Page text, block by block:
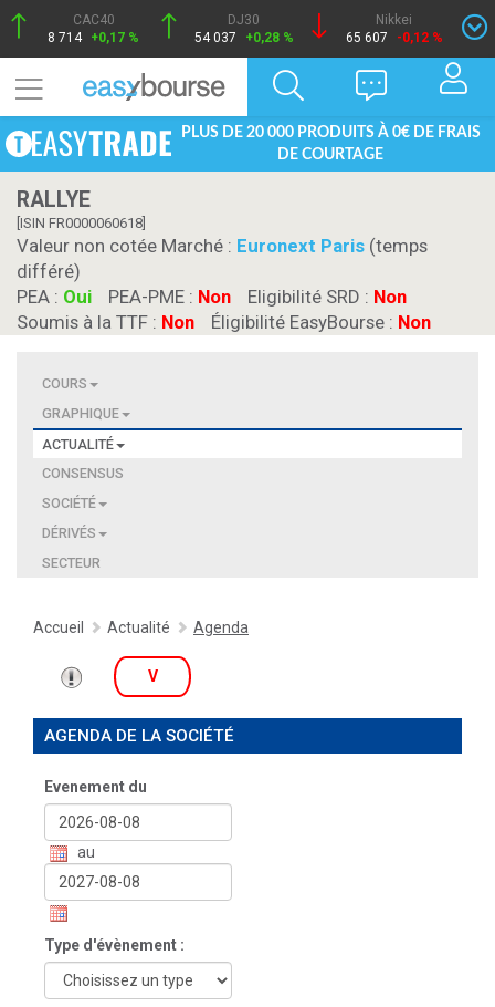
CAC40
8 714 +0,17 %
DJ30
54 037
+0,28 %
Nikkei
65 607
-0,12 %
PLUS DE 20 000 PRODUITS À 0€ DE FRAIS
DE COURTAGE
RALLYE
[ISIN FR0000060618]
Valeur non cotée Marché : Euronext Paris (temps
différé)
PEA : Oui PEA-PME : Non Eligibilité SRD : Non
Soumis à la TTF : Non Éligibilité EasyBourse : Non
COURS
GRAPHIQUE
ACTUALITÉ
CONSENSUS
SOCIÉTÉ
DÉRIVÉS
SECTEUR
Accueil Actualité Agenda
V
AGENDA DE LA SOCIÉTÉ
Evenement du
au
Type d'évènement :